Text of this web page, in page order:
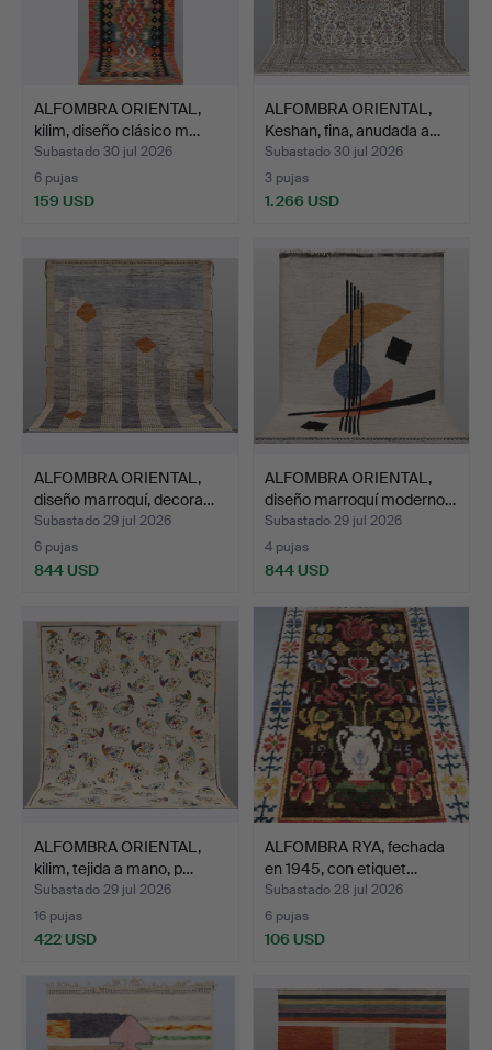
ALFOMBRA ORIENTAL,
kilim, diseño clásico m…
Subastado 30 jul 2026
6 pujas
159 USD
ALFOMBRA ORIENTAL,
Keshan, fina, anudada a…
Subastado 30 jul 2026
3 pujas
1.266 USD
ALFOMBRA ORIENTAL,
diseño marroquí, decora…
Subastado 29 jul 2026
6 pujas
844 USD
ALFOMBRA ORIENTAL,
diseño marroquí moderno…
Subastado 29 jul 2026
4 pujas
844 USD
ALFOMBRA ORIENTAL,
kilim, tejida a mano, p…
Subastado 29 jul 2026
16 pujas
422 USD
ALFOMBRA RYA, fechada
en 1945, con etiquet…
Subastado 28 jul 2026
6 pujas
106 USD